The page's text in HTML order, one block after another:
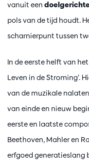
vanuit een
pols van de tijd houdt.
scharnierpunt tussen
In de eerste helft van
Leven in de Stroming’.
van de muzikale
van einde en nieuw
eerste en laatste
Beethoven, Mahler en
erfgoed generatieslang